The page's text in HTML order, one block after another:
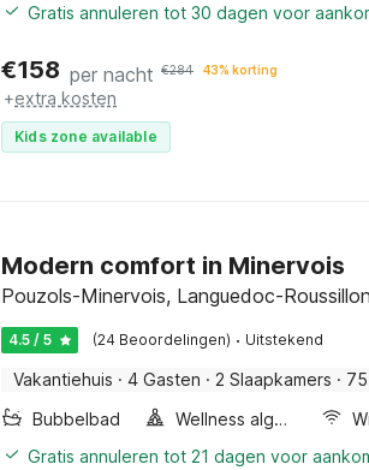
Gratis annuleren tot 30 dagen voor
€158 per nacht €284 43% korting
+extra kosten
Kids zone available
Modern comfort in Minervois
Pouzols-Minervois, Languedoc-
4.5 / 5 (24 Beoordelingen) · Uitstekend
Vakantiehuis · 4 Gasten · 2 Slaapkamers ·
Bubbelbad
Wellness algemeen
Gratis annuleren tot 21 dagen voor